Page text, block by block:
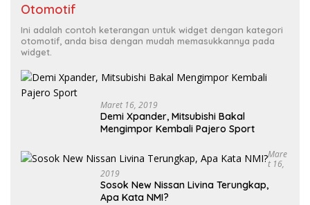
Otomotif
Ini adalah contoh keterangan untuk widget dengan kategori
otomotif, anda bisa dengan mudah memasukkannya pada
widget.
Maret 16, 2019
Demi Xpander, Mitsubishi Bakal
Mengimpor Kembali Pajero Sport
Mare
T 16,
2019
Sosok New Nissan Livina Terungkap,
Apa Kata NMI?